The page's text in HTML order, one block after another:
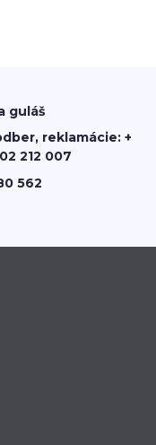
guláš
reklamácie: +
212 007
562